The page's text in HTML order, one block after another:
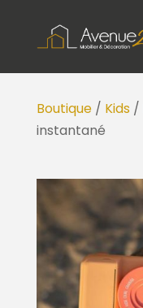
Boutique/ Kids/
instantané